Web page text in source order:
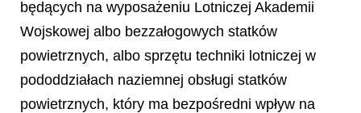
będących na wyposażeniu Lotniczej Akademii
Wojskowej albo bezzałogowych statków
powietrznych, albo sprzętu techniki lotniczej w
pododdziałach naziemnej obsługi statków
powietrznych, który ma bezpośredni wpływ na